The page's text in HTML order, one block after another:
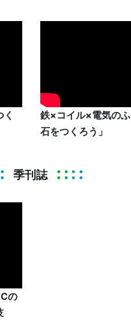
鉄×コイル×電気の
石をつくろう」
季刊誌
の